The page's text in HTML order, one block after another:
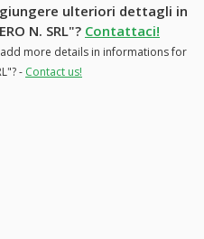
ulteriori dettagli in
N. SRL"? Contattaci!
more details in informations for
- Contact us!